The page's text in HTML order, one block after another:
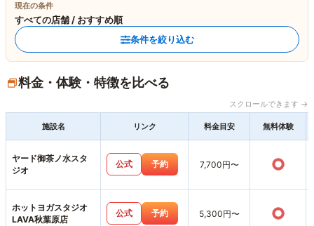
現在の条件
すべての店舗 / おすすめ順
条件を絞り込む
料金・体験・特徴を比べる
スクロールできます →
施設名 リンク 料金目安 無料体験
ヤード御茶ノ水スタ
ジオ
公式 予約 7,700円〜 ○
ホットヨガスタジオ
LAVA秋葉原店
公式 予約 5,300円〜 ○